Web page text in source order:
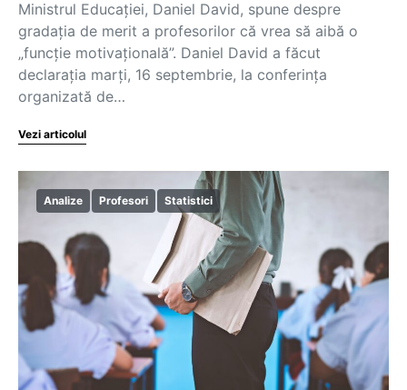
Ministrul Educației, Daniel David, spune despre
gradația de merit a profesorilor că vrea să aibă o
„funcție motivațională”. Daniel David a făcut
declarația marți, 16 septembrie, la conferința
organizată de…
Vezi articolul
Analize Profesori Statistici